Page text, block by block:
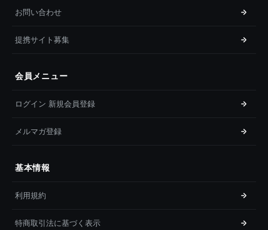
お問い合わせ
提携サイト募集
会員メニュー
ログイン 新規会員登録
メルマガ登録
基本情報
利用規約
特商取引法に基づく表示